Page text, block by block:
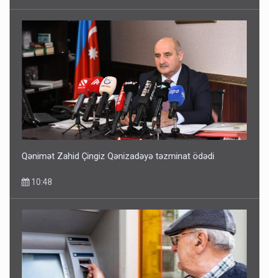
Qənimət Zahid Çingiz Qənizadəyə təzminat ödədi
10:48